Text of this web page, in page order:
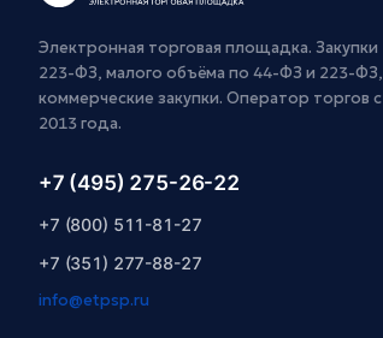
Электронная торговая площадка. Закупки
223-ФЗ, малого объёма по 44-ФЗ и 223-ФЗ,
коммерческие закупки. Оператор торгов с
2013 года.
+7 (495) 275-26-22
+7 (800) 511-81-27
+7 (351) 277-88-27
info@etpsp.ru